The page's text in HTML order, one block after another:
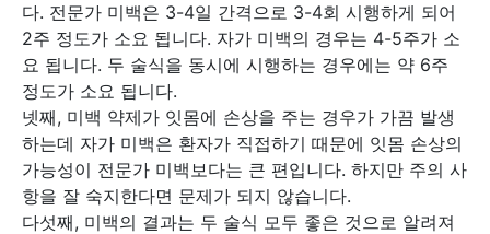
다. 전문가 미백은 3-4일 간격으로 3-4회 시행하게 되어
2주 정도가 소요 됩니다. 자가 미백의 경우는 4-5주가 소
요 됩니다. 두 술식을 동시에 시행하는 경우에는 약 6주
정도가 소요 됩니다.
넷째, 미백 약제가 잇몸에 손상을 주는 경우가 가끔 발생
하는데 자가 미백은 환자가 직접하기 때문에 잇몸 손상의
가능성이 전문가 미백보다는 큰 편입니다. 하지만 주의 사
항을 잘 숙지한다면 문제가 되지 않습니다.
다섯째, 미백의 결과는 두 술식 모두 좋은 것으로 알려져